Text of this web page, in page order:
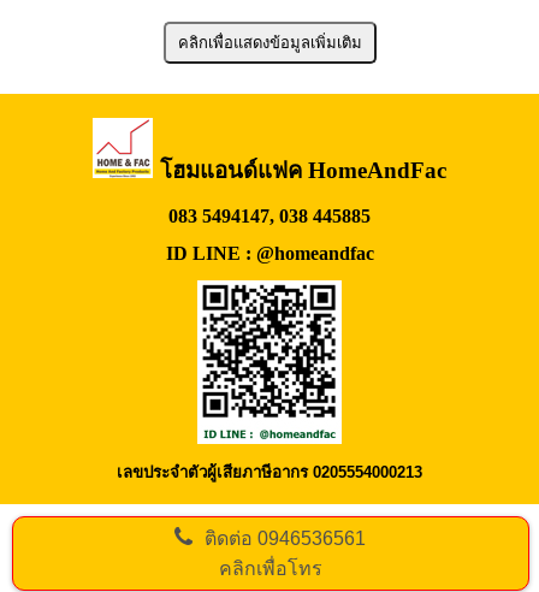
โฮมแอนด์แฟค HomeAndFac
083 5494147, 038 445885
ID LINE : @homeandfac
เลขประจำตัวผู้เสียภาษีอากร 0205554000213
ติดต่อ0946536561
คลิกเพื่อโทร